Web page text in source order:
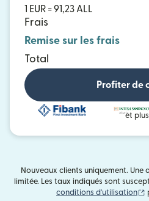
1 EUR = 91,23 ALL
Frais
Remise sur les frais
Total
Profiter de
et plus
Nouveaux clients uniquement.
limitée. Les taux indiqués sont
conditions d'utilisation